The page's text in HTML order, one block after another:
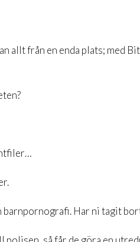
allt från en enda plats; med
Har ni tagit